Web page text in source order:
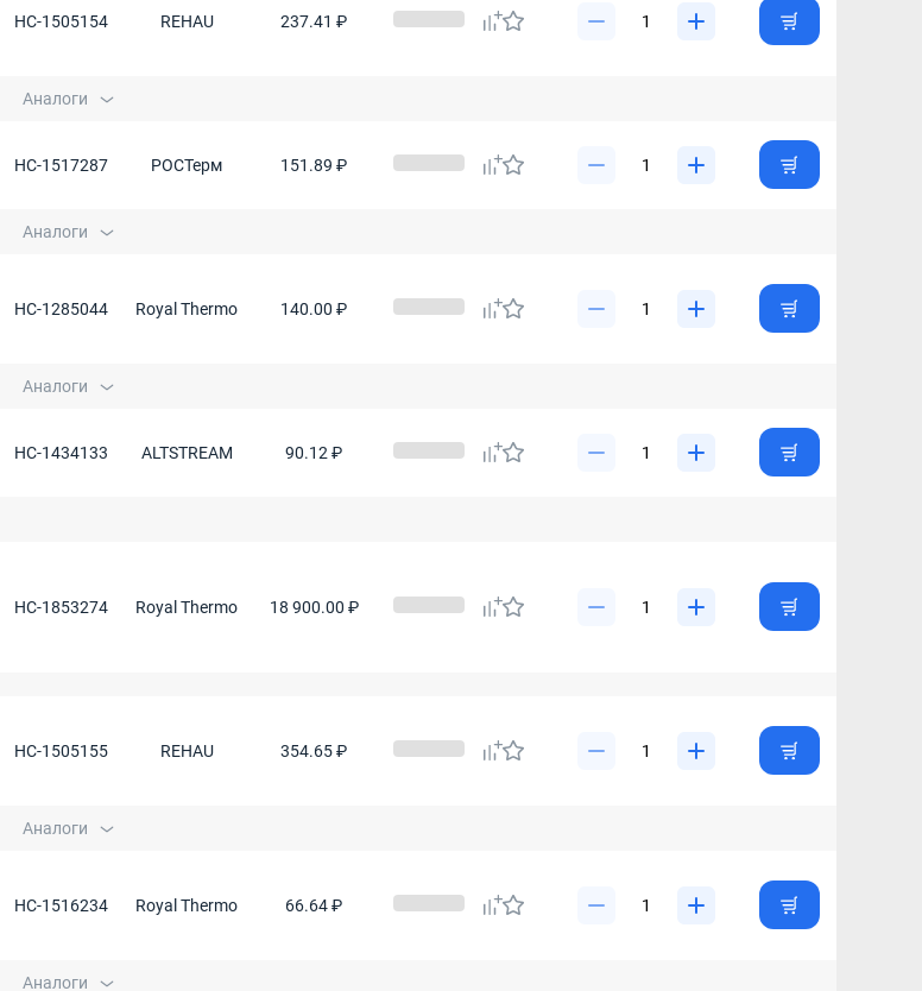
НС-1505154 REHAU 237.41 ₽
Аналоги
НС-1517287 РОСТерм 151.89 ₽
Аналоги
НС-1285044 Royal Thermo 140.00 ₽
Аналоги
НС-1434133 ALTSTREAM 90.12 ₽
НС-1853274 Royal Thermo 18 900.00 ₽
НС-1505155 REHAU 354.65 ₽
Аналоги
НС-1516234 Royal Thermo 66.64 ₽
Аналоги